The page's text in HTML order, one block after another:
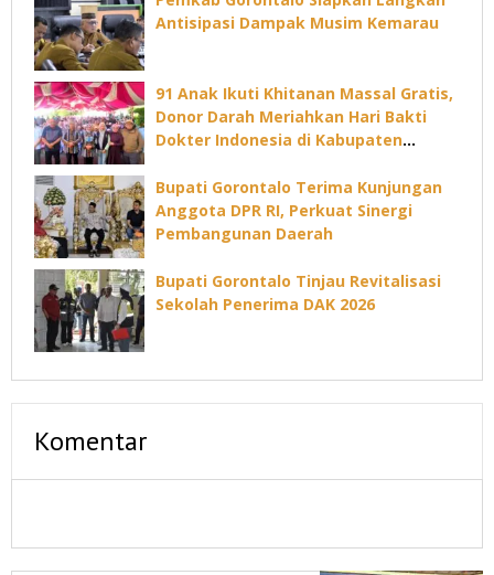
Antisipasi Dampak Musim Kemarau
91 Anak Ikuti Khitanan Massal Gratis,
Donor Darah Meriahkan Hari Bakti
Dokter Indonesia di Kabupaten
Bupati Gorontalo Terima Kunjungan
Anggota DPR RI, Perkuat Sinergi
Pembangunan Daerah
Bupati Gorontalo Tinjau Revitalisasi
Sekolah Penerima DAK 2026
Komentar